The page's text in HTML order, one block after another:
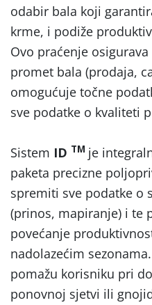
odabir bala koji
krme, i podiže
Ovo praćenje
promet bala (prodaja,
omogućuje točne
sve podatke o kvaliteti
Sistem ID TM je
paketa precizne
spremiti sve podatke o
(prinos, mapiranje) i te
povećanje
nadolazećim
pomažu korisniku pri
ponovnoj sjetvi ili